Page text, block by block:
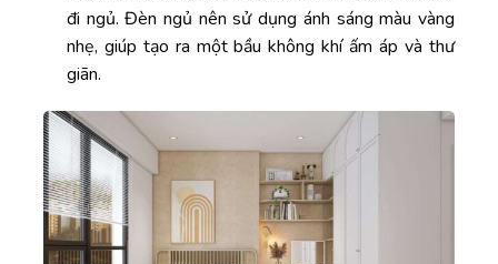
đi ngủ. Đèn ngủ nên sử dụng ánh sáng màu vàng
nhẹ, giúp tạo ra một bầu không khí ấm áp và thư
giãn.